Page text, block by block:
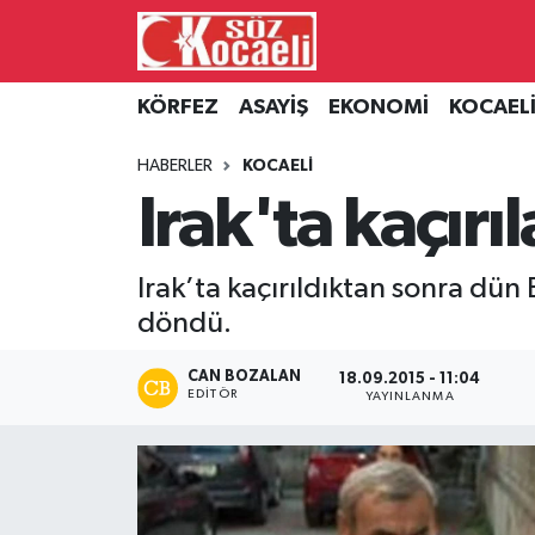
KÖRFEZ ASAYİŞ EKONOMİ KOCAELİ
HABERLER KOCAELİ
Irak'ta
Irak’ta kaçırıldıktan sonra
döndü.
CAN BOZALAN
EDITÖR
18.09.2015 - 11:04
YAYINLANMA
Kocaeli Nöbetçi Eczaneler
Kocaeli Namaz Vakitleri
Kocaeli Trafik Yoğunluk Haritası
Süper Lig Puan Durumu ve Fikstür
Tüm Manşetler
Son Dakika Haberleri
Haber Arşivi